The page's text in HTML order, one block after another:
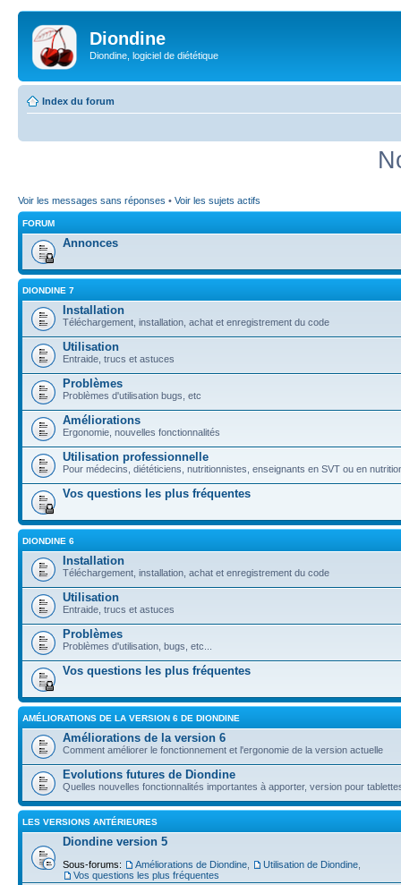
Diondine
Diondine, logiciel de diététique
Index du forum
Voir les messages sans réponses • Voir les sujets actifs
FORUM
Annonces
DIONDINE 7
Installation
Téléchargement, installation, achat et enregistrement du code
Utilisation
Entraide, trucs et astuces
Problèmes
Problèmes d'utilisation bugs, etc
Améliorations
Ergonomie, nouvelles fonctionnalités
Utilisation professionnelle
Pour médecins, diététiciens, nutritionnistes, enseignants en SVT ou en
Vos questions les plus fréquentes
DIONDINE 6
Installation
Téléchargement, installation, achat et enregistrement du code
Utilisation
Entraide, trucs et astuces
Problèmes
Problèmes d'utilisation, bugs, etc...
Vos questions les plus fréquentes
AMÉLIORATIONS DE LA VERSION 6 DE DIONDINE
Améliorations de la version 6
Comment améliorer le fonctionnement et l'ergonomie de la version actuelle
Evolutions futures de Diondine
Quelles nouvelles fonctionnalités importantes à apporter, version pour
LES VERSIONS ANTÉRIEURES
Diondine version 5
Sous-forums: Améliorations de Diondine Utilisation de Diondine
Vos questions les plus fréquentes